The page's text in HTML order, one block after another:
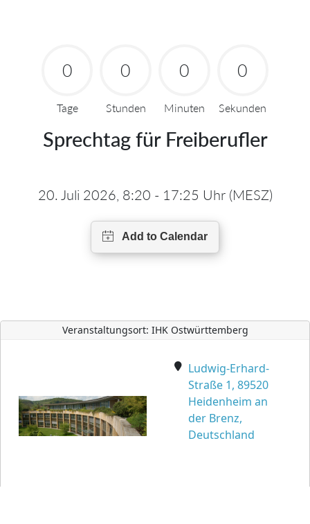
0
Tage
0
Stunden
0
Minuten
0
Sekunden
Sprechtag für Freiberufler
20. Juli 2026, 8:20 - 17:25 Uhr (MESZ)
Veranstaltungsort: IHK Ostwürttemberg
Ludwig-Erhard-
Straße 1, 89520
Heidenheim an
der Brenz,
Deutschland